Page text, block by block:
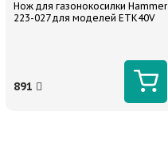
Нож для газонокосилки Hammer
223-027 для моделей ETK40V
891